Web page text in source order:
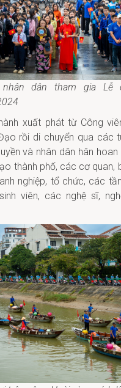
dân tham gia Lễ
xuất phát từ Công
rồi di chuyển qua các
và nhân dân hân
thành phố, các cơ quan,
nghiệp, tổ chức, các
viên, các nghệ sĩ,